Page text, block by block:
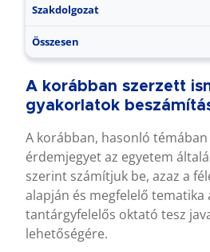
Szakdolgozat
Összesen
A korábban szerzett
gyakorlatok
A korábban, hasonló
érdemjegyet az egyetem
szerint számítjuk be, azaz a
alapján és megfelelő tematika
tantárgyfelelős oktató tesz
lehetőségére.